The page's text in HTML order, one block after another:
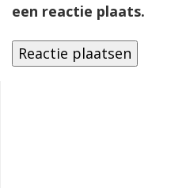
een reactie plaats.